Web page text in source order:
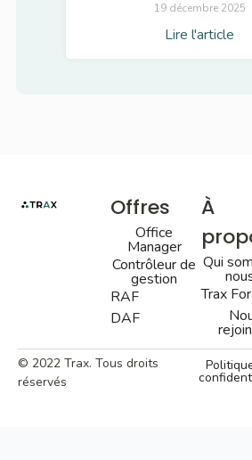
19 décembre 2025
Lire l'article
Offres
Office
Manager
Contrôleur de
gestion
RAF
DAF
À
Qui
Trax
© 2022 Trax. Tous droits
réservés